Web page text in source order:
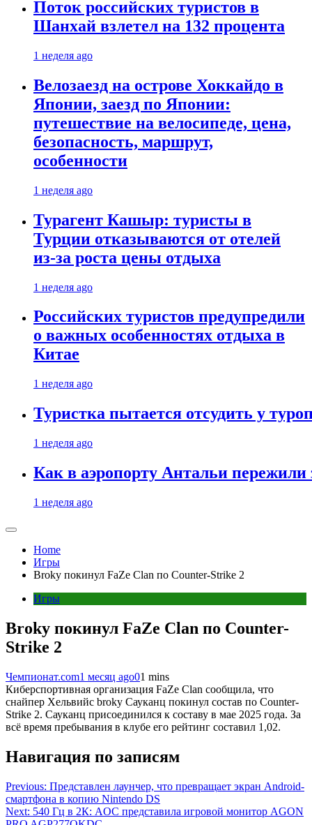
Поток российских туристов в
Шанхай взлетел на 132 процента
1 неделя ago
Велозаезд на острове Хоккайдо в
Японии, заезд по Японии:
путешествие на велосипеде, цена,
безопасность, маршрут,
особенности
1 неделя ago
Турагент Кашыр: туристы в
Турции отказываются от отелей
из-за роста цены отдыха
1 неделя ago
Российских туристов предупредили
о важных особенностях отдыха в
Китае
1 неделя ago
Туристка пытается отсудить у
1 неделя ago
Как в аэропорту Антальи
1 неделя ago
Home
Игры
Broky покинул FaZe Clan по Counter-Strike 2
Игры
Broky покинул FaZe Clan по Counter-
Strike 2
Чемпионат.com1 месяц ago01 mins
Киберспортивная организация FaZe Clan сообщила, что
снайпер Хельвийс broky Сауканц покинул состав по Counter-
Strike 2. Сауканц присоединился к составу в мае 2025 года. За
всё время пребывания в клубе его рейтинг составил 1,02.
Навигация по записям
Previous: Представлен лаунчер, что превращает экран Android-
смартфона в копию Nintendo DS
Next: 540 Гц в 2К: AOC представила игровой монитор AGON